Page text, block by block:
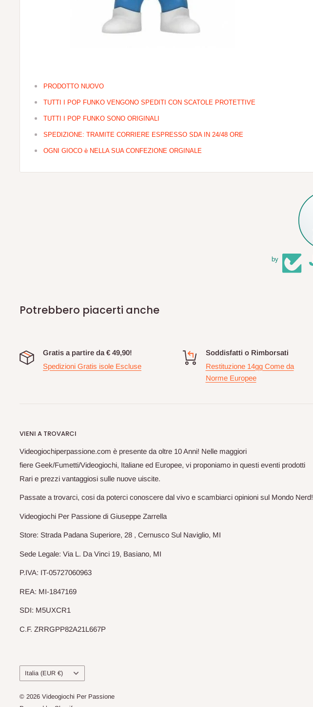
PRODOTTO NUOVO
TUTTI I POP FUNKO VENGONO SPEDITI CON SCATOLE PROTETTIVE
TUTTI I POP FUNKO SONO ORIGINALI
SPEDIZIONE: TRAMITE CORRIERE ESPRESSO SDA IN 24/48 ORE
OGNI GIOCO è NELLA SUA CONFEZIONE ORGINALE
by
Potrebbero piacerti anche
Gratis a partire da € 49,90!
Spedizioni Gratis isole Escluse
Soddisfatti o Rimborsati
Restituzione 14gg Come da
Norme Europee
VIENI A TROVARCI
Videogiochiperpassione.com è presente da oltre 10 Anni! Nelle maggiori
fiere Geek/Fumetti/Videogiochi, Italiane ed Europee, vi proponiamo in questi eventi prodotti
Rari e prezzi vantaggiosi sulle nuove uiscite.
Passate a trovarci, cosi da poterci conoscere dal vivo e scambiarci opinioni sul Mondo Nerd!
Videogiochi Per Passione di Giuseppe Zarrella
Store: Strada Padana Superiore, 28 , Cernusco Sul Naviglio, MI
Sede Legale: Via L. Da Vinci 19, Basiano, MI
P.IVA: IT-05727060963
REA: MI-1847169
SDI: M5UXCR1
C.F. ZRRGPP82A21L667P
Paese
Italia (EUR €)
© 2026 Videogiochi Per Passione